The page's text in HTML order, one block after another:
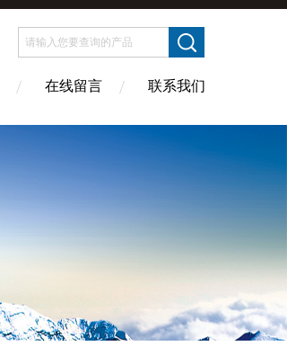
在线留言 联系我们